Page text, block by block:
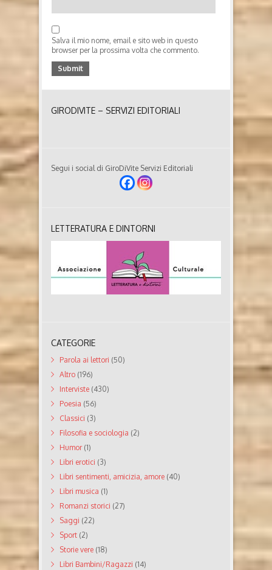
Salva il mio nome, email e sito web in questo
browser per la prossima volta che commento.
GIRODIVITE – SERVIZI EDITORIALI
Segui i social di GiroDiVite Servizi Editoriali
LETTERATURA E DINTORNI
CATEGORIE
Parola ai lettori (50)
Altro (196)
Interviste (430)
Poesia (56)
Classici (3)
Filosofia e sociologia (2)
Humor(1)
Libri erotici (3)
Libri sentimenti, amicizia, amore (40)
Libri musica (1)
Romanzi storici (27)
Saggi (22)
Sport (2)
Storie vere (18)
Libri Bambini/Ragazzi (14)